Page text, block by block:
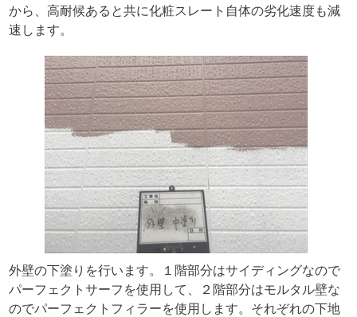
から、高耐候あると共に化粧スレート自体の劣化速度も減
速します。
外壁の下塗りを行います。１階部分はサイディングなので
パーフェクトサーフを使用して、２階部分はモルタル壁な
のでパーフェクトフィラーを使用します。それぞれの下地